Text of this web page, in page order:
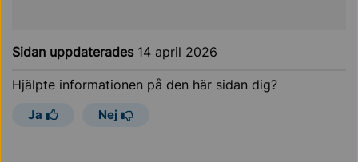
Sidan uppdaterades 14 april 2026
Hjälpte informationen på den här sidan dig?
Ja Nej